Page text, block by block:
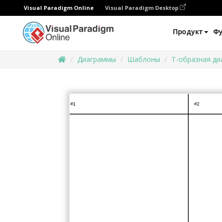
Visual Paradigm Online Visual Paradigm Desktop
Продукт
Диаграммы Шаблоны Т-образная